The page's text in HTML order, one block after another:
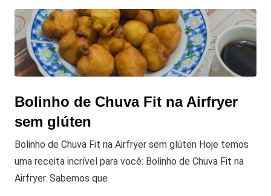
Bolinho de Chuva Fit na Airfryer
sem glúten
Bolinho de Chuva Fit na Airfryer sem glúten Hoje temos
uma receita incrível para você: Bolinho de Chuva Fit na
Airfryer. Sabemos que